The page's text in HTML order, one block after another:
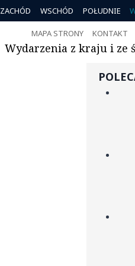
ZACHÓD WSCHÓD POŁUDNIE
MAPA STRONY KONTAKT
Wydarzenia z kraju i ze